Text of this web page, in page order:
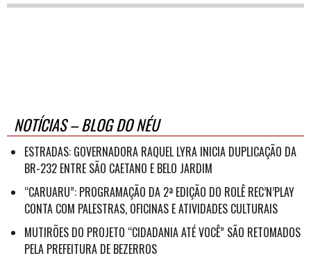
NOTÍCIAS – BLOG DO NÉU
ESTRADAS: GOVERNADORA RAQUEL LYRA INICIA DUPLICAÇÃO DA
BR-232 ENTRE SÃO CAETANO E BELO JARDIM
“CARUARU”: PROGRAMAÇÃO DA 2ª EDIÇÃO DO ROLÊ REC’N’PLAY
CONTA COM PALESTRAS, OFICINAS E ATIVIDADES CULTURAIS
MUTIRÕES DO PROJETO “CIDADANIA ATÉ VOCÊ” SÃO RETOMADOS
PELA PREFEITURA DE BEZERROS